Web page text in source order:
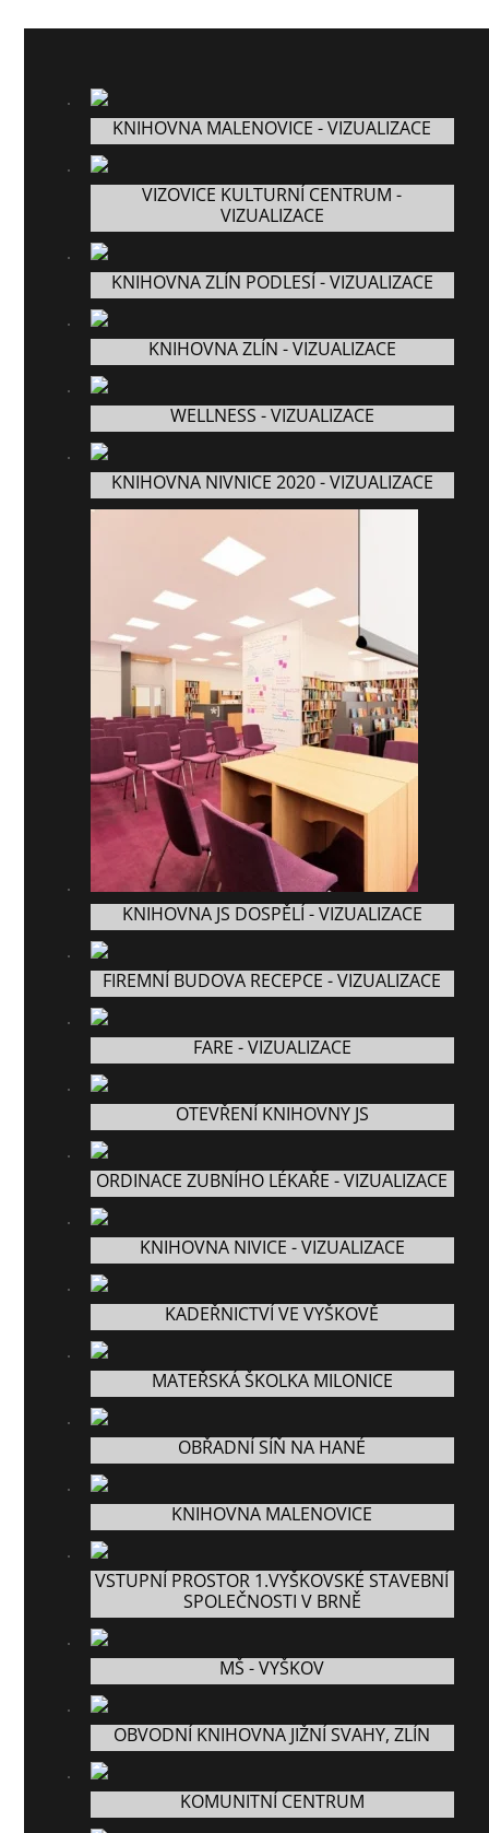
KNIHOVNA MALENOVICE - VIZUALIZACE
VIZOVICE KULTURNÍ CENTRUM -
VIZUALIZACE
KNIHOVNA ZLÍN PODLESÍ - VIZUALIZACE
KNIHOVNA ZLÍN - VIZUALIZACE
WELLNESS - VIZUALIZACE
KNIHOVNA NIVNICE 2020 - VIZUALIZACE
KNIHOVNA JS DOSPĚLÍ - VIZUALIZACE
FIREMNÍ BUDOVA RECEPCE - VIZUALIZACE
FARE - VIZUALIZACE
OTEVŘENÍ KNIHOVNY JS
ORDINACE ZUBNÍHO LÉKAŘE - VIZUALIZACE
KNIHOVNA NIVICE - VIZUALIZACE
KADEŘNICTVÍ VE VYŠKOVĚ
MATEŘSKÁ ŠKOLKA MILONICE
OBŘADNÍ SÍŇ NA HANÉ
KNIHOVNA MALENOVICE
VSTUPNÍ PROSTOR 1.VYŠKOVSKÉ STAVEBNÍ
SPOLEČNOSTI V BRNĚ
MŠ - VYŠKOV
OBVODNÍ KNIHOVNA JIŽNÍ SVAHY, ZLÍN
KOMUNITNÍ CENTRUM